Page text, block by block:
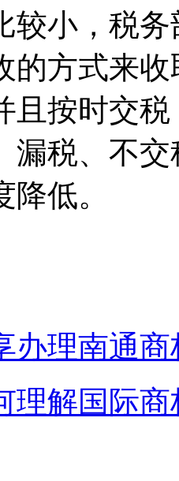
较小，税
的方式来
且按时交
漏税、不
低。
办理南通
理解国际